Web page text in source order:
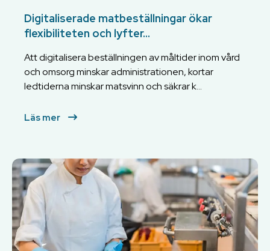
Digitaliserade matbeställningar ökar
flexibiliteten och lyfter...
Att digitalisera beställningen av måltider inom vård
och omsorg minskar administrationen, kortar
ledtiderna minskar matsvinn och säkrar k...
Läs mer